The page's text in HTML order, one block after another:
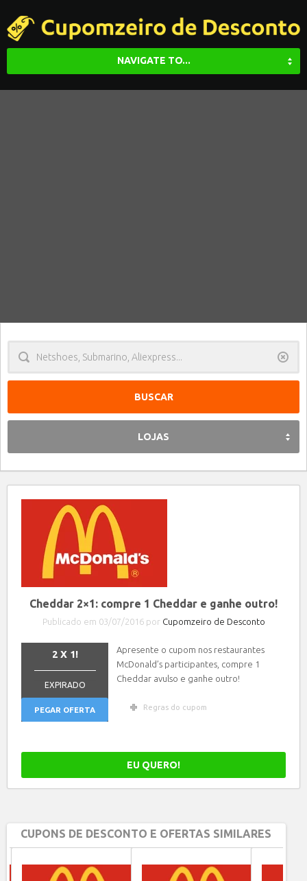
NAVIGATE TO...
LOJAS
Cheddar 2×1: compre 1 Cheddar e ganhe outro!
Publicado em 03/07/2016 por Cupomzeiro de Desconto
2 X 1!
EXPIRADO
PEGAR OFERTA
Apresente o cupom nos restaurantes
McDonald’s participantes, compre 1
Cheddar avulso e ganhe outro!
Regras do cupom
EU QUERO!
CUPONS DE DESCONTO E OFERTAS SIMILARES